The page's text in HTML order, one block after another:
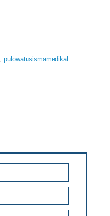
pulowatusismamedikal